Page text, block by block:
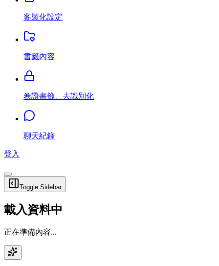
客製化設定
書籤內容
卷證書籤、去識別化
聊天紀錄
登入
Toggle Sidebar
載入資料中
正在準備內容...